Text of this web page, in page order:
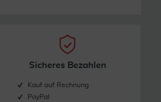
Sicheres Bezahlen
Kauf auf Rechnung
PayPal